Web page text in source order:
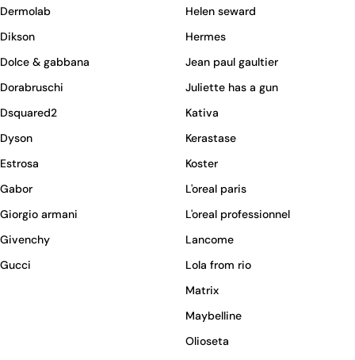
Dermolab
Dikson
Dolce & gabbana
Dorabruschi
Dsquared2
Dyson
Estrosa
Gabor
Giorgio armani
Givenchy
Gucci
Helen seward
Hermes
Jean paul gaultier
Juliette has a gun
Kativa
Kerastase
Koster
L'oreal paris
L'oreal professionnel
Lancome
Lola from rio
Matrix
Maybelline
Olioseta